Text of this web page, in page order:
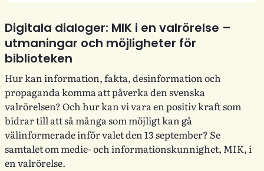
Digitala dialoger: MIK i en valrörelse –
utmaningar och möjligheter för
biblioteken
Hur kan information, fakta, desinformation och
propaganda komma att påverka den svenska
valrörelsen? Och hur kan vi vara en positiv kraft som
bidrar till att så många som möjligt kan gå
välinformerade inför valet den 13 september? Se
samtalet om medie- och informationskunnighet, MIK, i
en valrörelse.